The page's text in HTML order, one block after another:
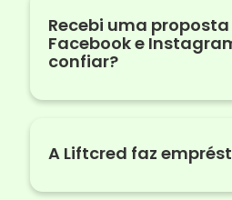
Recebi uma
Facebook e
confiar?
A Liftcred faz